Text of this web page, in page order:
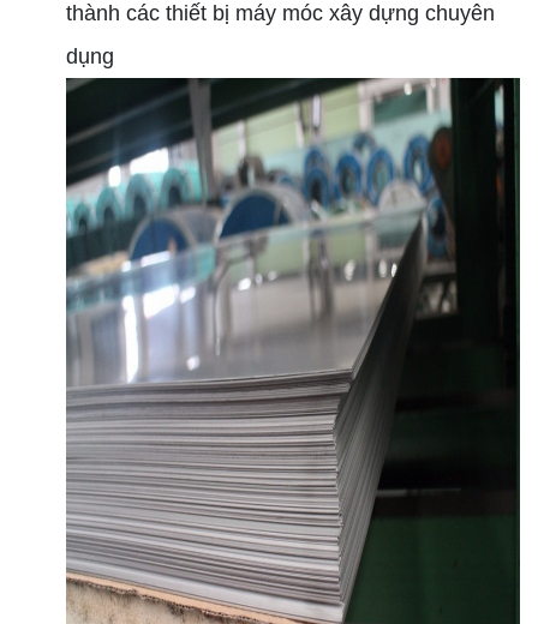
thành các thiết bị máy móc xây dựng chuyên
dụng